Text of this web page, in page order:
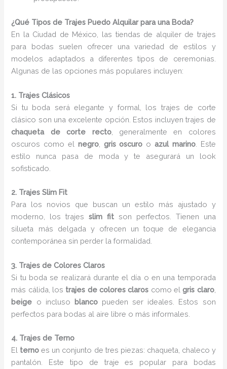
¿Qué Tipos de Trajes Puedo Alquilar para una Boda?
En la Ciudad de México, las tiendas de alquiler de trajes
para bodas suelen ofrecer una variedad de estilos y
modelos adaptados a diferentes tipos de ceremonias.
Algunas de las opciones más populares incluyen:
1. Trajes Clásicos
Si tu boda será elegante y formal, los trajes de corte
clásico son una excelente opción. Estos incluyen trajes de
chaqueta de corte recto, generalmente en colores
oscuros como el negro, gris oscuro o azul marino. Este
estilo nunca pasa de moda y te asegurará un look
sofisticado.
2. Trajes Slim Fit
Para los novios que buscan un estilo más ajustado y
moderno, los trajesslim fit son perfectos. Tienen una
silueta más delgada y ofrecen un toque de elegancia
contemporánea sin perder la formalidad.
3. Trajes de Colores Claros
Si tu boda se realizará durante el día o en una temporada
más cálida, los trajes de colores claros como elgris claro,
beige o incluso blancopueden ser ideales. Estos son
perfectos para bodas al aire libre o más informales.
4. Trajes de Terno
El terno es un conjunto de tres piezas: chaqueta, chaleco y
pantalón. Este tipo de traje es popular para bodas